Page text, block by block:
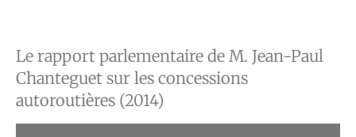
Le rapport parlementaire de M. Jean-Paul
Chanteguet sur les concessions
autoroutières (2014)